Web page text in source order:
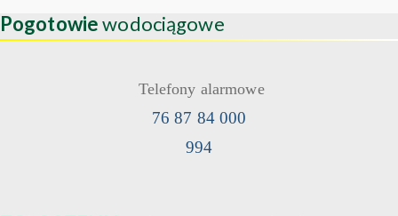
Pogotowiewodociągowe
Telefony alarmowe
76 87 84 000
994